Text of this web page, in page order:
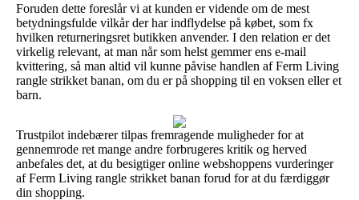
Foruden dette foreslår vi at kunden er vidende om de mest
betydningsfulde vilkår der har indflydelse på købet, som fx
hvilken returneringsret butikken anvender. I den relation er det
virkelig relevant, at man når som helst gemmer ens e-mail
kvittering, så man altid vil kunne påvise handlen af Ferm Living
rangle strikket banan, om du er på shopping til en voksen eller et
barn.
Trustpilot indebærer tilpas fremragende muligheder for at
gennemrode ret mange andre forbrugeres kritik og herved
anbefales det, at du besigtiger online webshoppens vurderinger
af Ferm Living rangle strikket banan forud for at du færdiggør
din shopping.